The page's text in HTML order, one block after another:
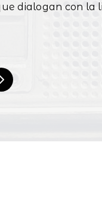
dialogan con la